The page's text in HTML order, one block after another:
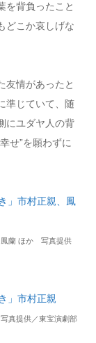
を背負ったこと
どこか哀しげな
友情があったと
準じていて、随
にユダヤ人の背
せ”を願わずに
鳳蘭 ほか 写真提供
真提供／東宝演劇部